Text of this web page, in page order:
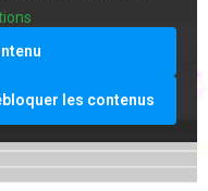
les contenus